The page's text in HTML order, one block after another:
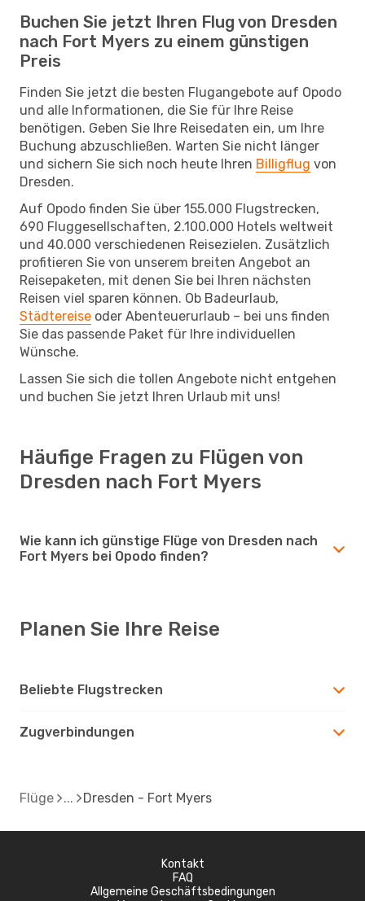
Buchen Sie jetzt Ihren Flug von Dresden
nach Fort Myers zu einem günstigen
Preis
Finden Sie jetzt die besten Flugangebote auf Opodo
und alle Informationen, die Sie für Ihre Reise
benötigen. Geben Sie Ihre Reisedaten ein, um Ihre
Buchung abzuschließen. Warten Sie nicht länger
und sichern Sie sich noch heute Ihren Billigflug von
Dresden.
Auf Opodo finden Sie über 155.000 Flugstrecken,
690 Fluggesellschaften, 2.100.000 Hotels weltweit
und 40.000 verschiedenen Reisezielen. Zusätzlich
profitieren Sie von unserem breiten Angebot an
Reisepaketen, mit denen Sie bei Ihren nächsten
Reisen viel sparen können. Ob Badeurlaub,
Städtereise oder Abenteuerurlaub – bei uns finden
Sie das passende Paket für Ihre individuellen
Wünsche.
Lassen Sie sich die tollen Angebote nicht entgehen
und buchen Sie jetzt Ihren Urlaub mit uns!
Häufige Fragen zu Flügen von
Dresden nach Fort Myers
Wie kann ich günstige Flüge von Dresden nach
Fort Myers bei Opodo finden?
Planen Sie Ihre Reise
Beliebte Flugstrecken
Zugverbindungen
Flüge Dresden - Fort Myers
Kontakt
FAQ
Allgemeine Geschäftsbedingungen